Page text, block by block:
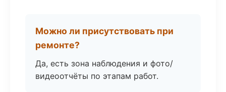
Можно ли присутствовать при
ремонте?
Да, есть зона наблюдения и фото/
видеоотчёты по этапам работ.